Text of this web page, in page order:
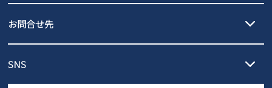
3,980円（税込）以上お買い上げで送料無料
発送日・送料詳細については
ご利用ください。
発送日・送料詳細についてはご利用ガイドを
ご利用ください。
の片道無料サービスを実施中！
ントとしても安心してご利用いただけるよう、サイズ交換の受付期
お問合せ先
営業時間：11時～17時
SNS